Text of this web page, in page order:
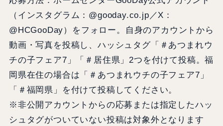
（インスタグラム：@gooday.co.jp／X：
@HCGooDay）をフォロー。自身のアカウントから
動画・写真を投稿し、ハッシュタグ「＃あつまれウ
チの子フェア7」「＃居住県」2つを付けて投稿。福
岡県在住の場合は「＃あつまれウチの子フェア7」
「＃福岡県」を付けて投稿してください。
※非公開アカウントからの応募または指定したハッ
シュタグがついていない投稿は対象外となります